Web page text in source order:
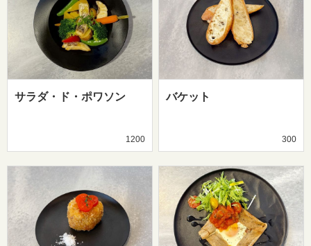
サラダ・ド・ポワソン
1200
バケット
300